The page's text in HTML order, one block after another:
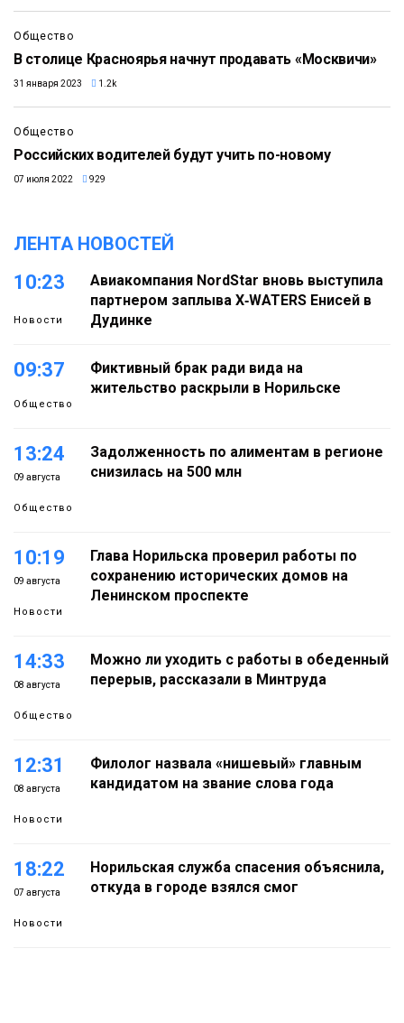
Общество
В столице Красноярья начнут продавать «Москвичи»
31 января 2023 1.2k
Общество
Российских водителей будут учить по-новому
07 июля 2022 929
ЛЕНТА НОВОСТЕЙ
10:23
Новости
Авиакомпания NordStar вновь выступила
партнером заплыва X‑WATERS Енисей в
Дудинке
09:37
Общество
Фиктивный брак ради вида на
жительство раскрыли в Норильске
13:24
09 августа
Общество
Задолженность по алиментам в регионе
снизилась на 500 млн
10:19
09 августа
Новости
Глава Норильска проверил работы по
сохранению исторических домов на
Ленинском проспекте
14:33
08 августа
Общество
Можно ли уходить с работы в обеденный
перерыв, рассказали в Минтруда
12:31
08 августа
Новости
Филолог назвала «нишевый» главным
кандидатом на звание слова года
18:22
07 августа
Новости
Норильская служба спасения объяснила,
откуда в городе взялся смог